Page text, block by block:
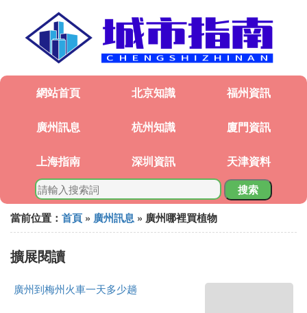
網站首頁 北京知識 福州資訊
廣州訊息 杭州知識 廈門資訊
上海指南 深圳資訊 天津資料
搜索
當前位置： 首頁 » 廣州訊息 » 廣州哪裡買植物
擴展閱讀
廣州到梅州火車一天多少趟